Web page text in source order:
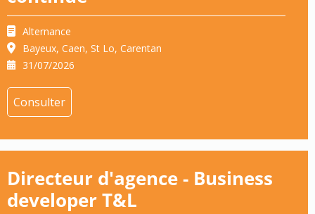
Alternance
Bayeux, Caen, St Lo, Carentan
31/07/2026
Consulter
Directeur d'agence - Business
developer T&L